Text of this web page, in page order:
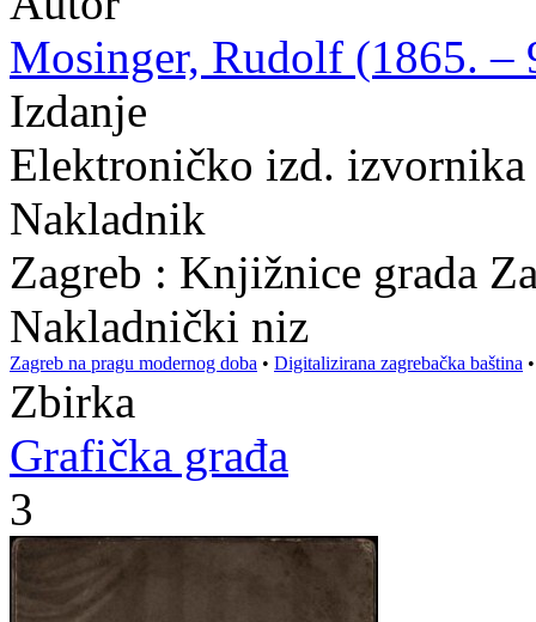
Mosinger, Rudolf (1865. –
Izdanje
Elektroničko izd. izvornika
Nakladnik
Zagreb : Knjižnice grada
Nakladnički niz
Zagreb na pragu modernog doba • Digitalizirana zagrebačka baština
Zbirka
Grafička građa
3